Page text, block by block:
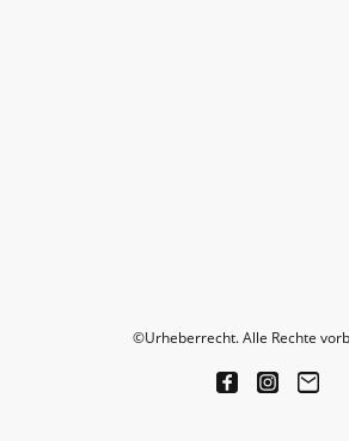
©Urheberrecht. Alle Rechte